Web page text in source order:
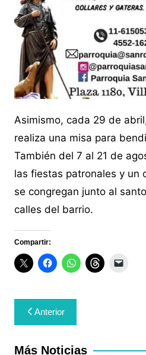
Asimismo, cada 29 de
realiza una misa para
También del 7 al 21 de
las fiestas patronales y un
se congregan junto al
calles del barrio.
Compartir:
Navegación
de
entradas
Anterior
Más Noticias